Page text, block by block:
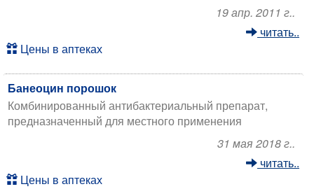
19 апр. 2011 г..
читать..
Цены в аптеках
Банеоцин порошок
Комбинированный антибактериальный препарат,
предназначенный для местного применения
31 мая 2018 г..
читать..
Цены в аптеках